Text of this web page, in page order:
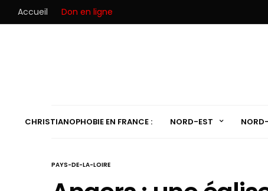
Accueil Don en ligne
CHRISTIANOPHOBIE EN FRANCE : NORD-EST
PAYS-DE-LA-LOIRE